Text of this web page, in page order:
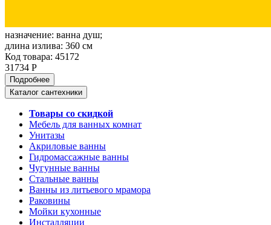
назначение: ванна душ;
длина излива: 360 см
Код товара: 45172
31734 Р
Подробнее
Каталог сантехники
Товары со скидкой
Мебель для ванных комнат
Унитазы
Акриловые ванны
Гидромассажные ванны
Чугунные ванны
Стальные ванны
Ванны из литьевого мрамора
Раковины
Мойки кухонные
Инсталляции